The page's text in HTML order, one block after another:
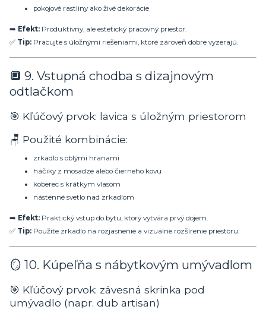
pokojové rastliny ako živé dekorácie
➡️ Efekt: Produktívny, ale estetický pracovný priestor.
✅ Tip: Pracujte s úložnými riešeniami, ktoré zároveň dobre vyzerajú.
🔲 9. Vstupná chodba s dizajnovým
odtlačkom
🎯 Kľúčový prvok: lavica s úložným priestorom
🪑 Použité kombinácie:
zrkadlo s oblými hranami
háčiky z mosadze alebo čierneho kovu
koberec s krátkym vlasom
nástenné svetlo nad zrkadlom
➡️ Efekt: Praktický vstup do bytu, ktorý vytvára prvý dojem.
✅ Tip: Použite zrkadlo na rozjasnenie a vizuálne rozšírenie priestoru.
🪞 10. Kúpeľňa s nábytkovým umývadlom
🎯 Kľúčový prvok: závesná skrinka pod
umývadlo (napr. dub artisan)